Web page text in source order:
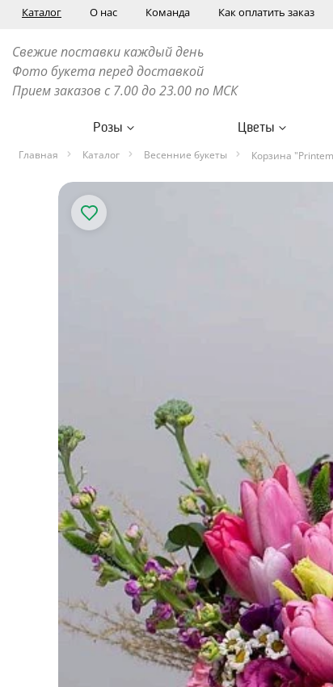
Каталог О нас Команда Как оплатить заказ
Свежие поставки каждый день
Фото букета перед доставкой
Прием заказов с 7.00 до 23.00 по МСК
Розы Цветы
Главная Каталог Весенние букеты Корзина